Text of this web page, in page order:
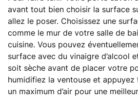
avant tout bien choisir la surface
allez le poser. Choisissez une
comme le mur de votre salle de
cuisine. Vous pouvez
surface avec du vinaigre d’alcool
soit sèche avant de placer votre
humidifiez la ventouse et
un maximum d’air pour une